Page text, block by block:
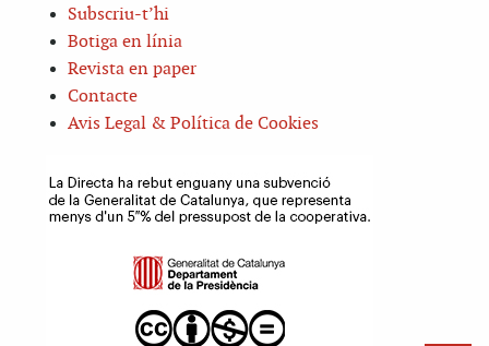
Subscriu-t’hi
Botiga en línia
Revista en paper
Contacte
Avis Legal & Política de Cookies